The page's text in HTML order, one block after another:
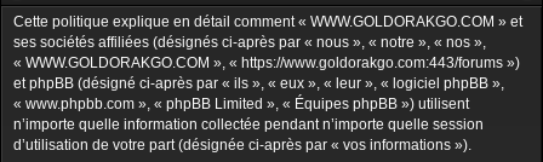
h
e
c
Cette politique explique en détail comment « WWW.GOLDORAKGO.COM » et
ses sociétés affiliées (désignés ci-après par « nous », « notre », « nos »,
« WWW.GOLDORAKGO.COM », « https://www.goldorakgo.com:443/forums »)
et phpBB (désigné ci-après par « ils », « eux », « leur », « logiciel phpBB »,
« www.phpbb.com », « phpBB Limited », « Équipes phpBB ») utilisent
n’importe quelle information collectée pendant n’importe quelle session
d’utilisation de votre part (désignée ci-après par « vos informations »).